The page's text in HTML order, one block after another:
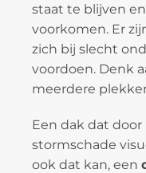
staat te blijven
voorkomen. Er
zich bij slecht
voordoen. Denk
meerdere
Een dak dat door
stormschade
ook dat kan, een